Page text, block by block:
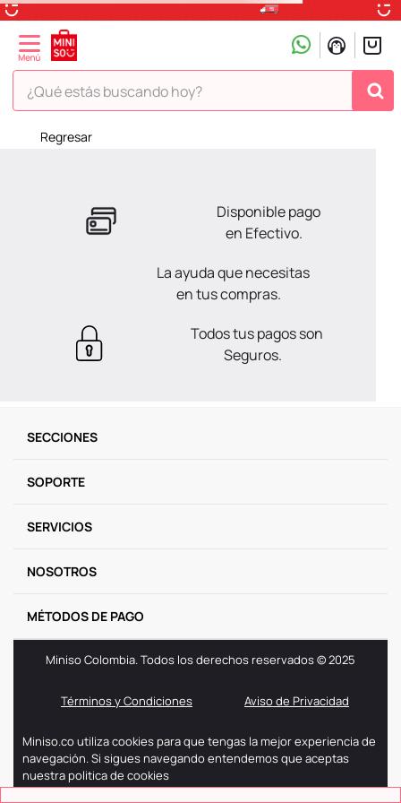
¿Qué estás buscando hoy?
¡Vaya! No hemos encontrado nada para tu búsqueda!
Pero estás en Miniso ¡Déjate inspirar!